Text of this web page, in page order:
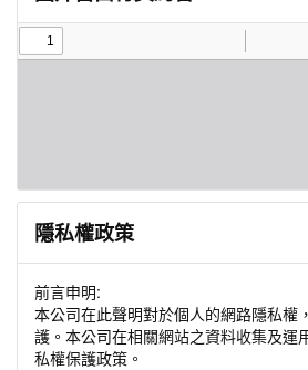
隱私權政策
前言申明:
本公司在此聲明對於個人的網路隱私權
護。本公司在相關網站之資料收集及運
私權保護政策。